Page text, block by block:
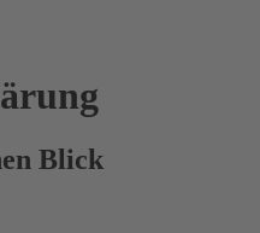
Blick